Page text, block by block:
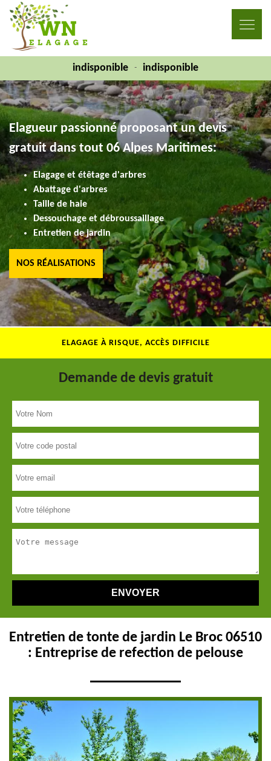
indisponible - indisponible
Elagueur passionné proposant un devis
gratuit dans tout 06 Alpes Maritimes:
Elagage et étêtage d'arbres
Abattage d'arbres
Taille de haie
Dessouchage et débroussaillage
Entretien de jardin
NOS RÉALISATIONS
ELAGAGE À RISQUE, ACCÈS DIFFICILE
Demande de devis gratuit
Entretien de tonte de jardin Le Broc 06510
: Entreprise de refection de pelouse